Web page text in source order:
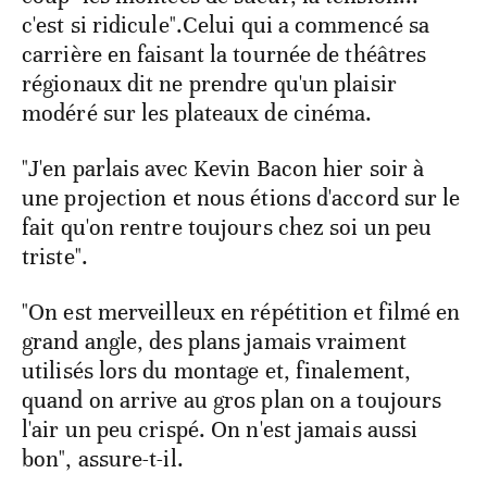
c'est si ridicule".Celui qui a commencé sa
carrière en faisant la tournée de théâtres
régionaux dit ne prendre qu'un plaisir
modéré sur les plateaux de cinéma.
"J'en parlais avec Kevin Bacon hier soir à
une projection et nous étions d'accord sur le
fait qu'on rentre toujours chez soi un peu
triste".
"On est merveilleux en répétition et filmé en
grand angle, des plans jamais vraiment
utilisés lors du montage et, finalement,
quand on arrive au gros plan on a toujours
l'air un peu crispé. On n'est jamais aussi
bon", assure-t-il.